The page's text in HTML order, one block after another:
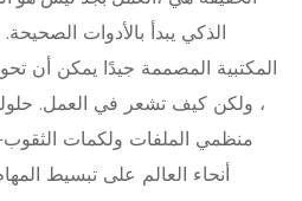
الذكي يبدأ بالأدوات الصحيحة.
المكتبية المصممة جيدًا يمكن
، ولكن كيف تشعر في العمل.
منظمي الملفات ولكمات
أنحاء العالم على تبسيط